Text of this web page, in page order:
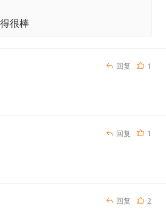
前区块链、ICO、虚拟货币交易所
行为，2016年5月日本内阁签署了
，正式将虚拟货币纳入了法律规制
很棒
回复
1
回复
1
回复
2